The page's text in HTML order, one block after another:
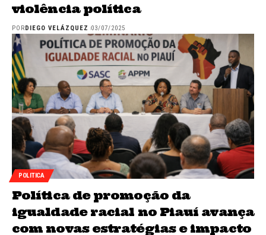
violência política
PORDIEGO VELÁZQUEZ 03/07/2025
POLITICA
Política de promoção da
igualdade racial no Piauí avança
com novas estratégias e impacto